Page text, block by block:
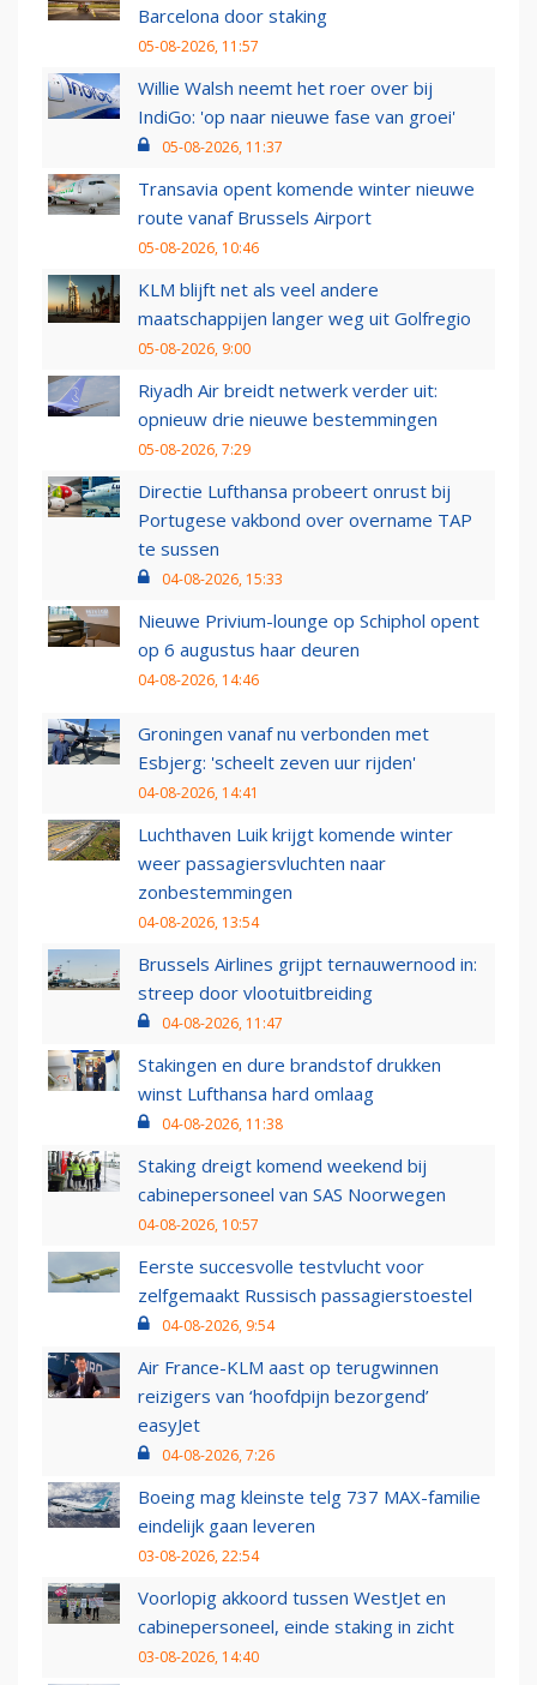
Barcelona door staking
05-08-2026, 11:57
Willie Walsh neemt het roer over bij
IndiGo: 'op naar nieuwe fase van groei'
05-08-2026, 11:37
Transavia opent komende winter nieuwe
route vanaf Brussels Airport
05-08-2026, 10:46
KLM blijft net als veel andere
maatschappijen langer weg uit Golfregio
05-08-2026, 9:00
Riyadh Air breidt netwerk verder uit:
opnieuw drie nieuwe bestemmingen
05-08-2026, 7:29
Directie Lufthansa probeert onrust bij
Portugese vakbond over overname TAP
te sussen
04-08-2026, 15:33
Nieuwe Privium-lounge op Schiphol opent
op 6 augustus haar deuren
04-08-2026, 14:46
Groningen vanaf nu verbonden met
Esbjerg: 'scheelt zeven uur rijden'
04-08-2026, 14:41
Luchthaven Luik krijgt komende winter
weer passagiersvluchten naar
zonbestemmingen
04-08-2026, 13:54
Brussels Airlines grijpt ternauwernood in:
streep door vlootuitbreiding
04-08-2026, 11:47
Stakingen en dure brandstof drukken
winst Lufthansa hard omlaag
04-08-2026, 11:38
Staking dreigt komend weekend bij
cabinepersoneel van SAS Noorwegen
04-08-2026, 10:57
Eerste succesvolle testvlucht voor
zelfgemaakt Russisch passagierstoestel
04-08-2026, 9:54
Air France-KLM aast op terugwinnen
reizigers van ‘hoofdpijn bezorgend’
easyJet
04-08-2026, 7:26
Boeing mag kleinste telg 737 MAX-familie
eindelijk gaan leveren
03-08-2026, 22:54
Voorlopig akkoord tussen WestJet en
cabinepersoneel, einde staking in zicht
03-08-2026, 14:40